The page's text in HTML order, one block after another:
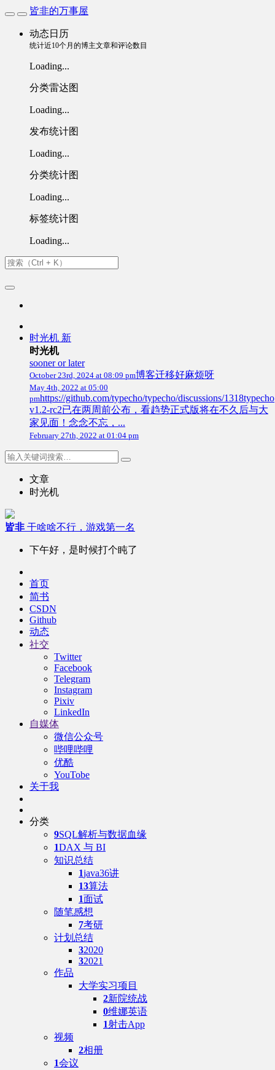
皆非的万事屋
动态日历
统计近10个月的博主文章和评论数目
Loading...
分类雷达图
Loading...
发布统计图
Loading...
分类统计图
Loading...
标签统计图
Loading...
时光机 新
时光机
sooner or later
October 23rd, 2024 at 08:09 pm博客迁移好麻烦呀
May 4th, 2022 at 05:00
pmhttps://github.com/typecho/typecho/discussions/1318typecho
v1.2-rc2已在两周前公布，看趋势正式版将在不久后与大
家见面！念念不忘，...
February 27th, 2022 at 01:04 pm
文章
时光机
皆非 干啥啥不行，游戏第一名
下午好，是时候打个盹了
首页
简书
CSDN
Github
动态
社交
Twitter
Facebook
Telegram
Instagram
Pixiv
LinkedIn
自媒体
微信公众号
哔哩哔哩
优酷
YouTobe
关于我
分类
9SQL解析与数据血缘
1DAX 与 BI
知识总结
1java36讲
13算法
1面试
随笔感想
7考研
计划总结
32020
32021
作品
大学实习项目
2新院统战
0维娜英语
1射击App
视频
2相册
1会议